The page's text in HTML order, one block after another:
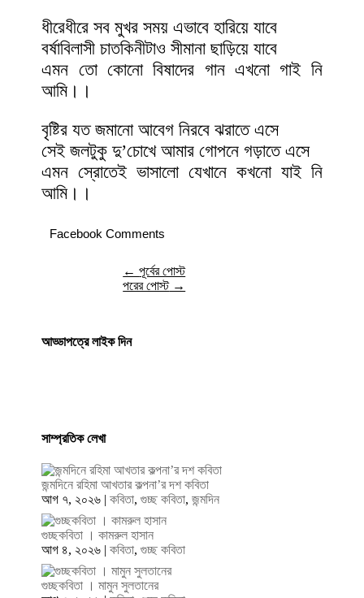
ধীরেধীরে সব মুখর সময় এভাবে হারিয়ে যাবে
বর্ষাবিলাসী চাতকিনীটাও সীমানা ছাড়িয়ে যাবে
এমন তো কোনো বিষাদের গান এখনো গাই নি
আমি।।
বৃষ্টির যত জমানো আবেগ নিরবে ঝরাতে এসে
সেই জলটুকু দু’চোখে আমার গোপনে গড়াতে এসে
এমন স্রোতেই ভাসালো যেখানে কখনো যাই নি
আমি।।
Facebook Comments
←পূর্বের পোস্ট
পরের পোস্ট→
আড্ডাপত্রে লাইক দিন
সাম্প্রতিক লেখা
জন্মদিনে রহিমা আখতার কল্পনা’র দশ কবিতা
আগ ৭, ২০২৬ |কবিতা,গুচ্ছ কবিতা,জন্মদিন
গুচ্ছকবিতা । কামরুল হাসান
আগ ৪, ২০২৬ |কবিতা,গুচ্ছ কবিতা
গুচ্ছকবিতা । মামুন সুলতানের